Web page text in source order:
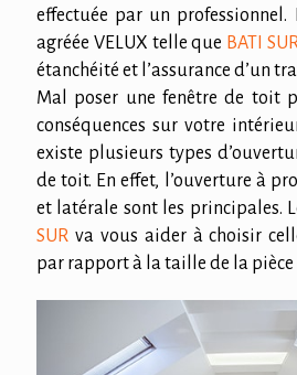
effectuée par un professionnel.
agréée VELUX telle que BATI
étanchéité et l’assurance d’un
Mal poser une fenêtre de toit
conséquences sur votre
existe plusieurs types
de toit. En effet, l’ouverture à
et latérale sont les principales.
SUR va vous aider à choisir
par rapport à la taille de la